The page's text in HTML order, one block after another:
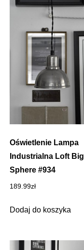
Oświetlenie Lampa
Industrialna Loft Big
Sphere #934
189.99zł
Dodaj do koszyka